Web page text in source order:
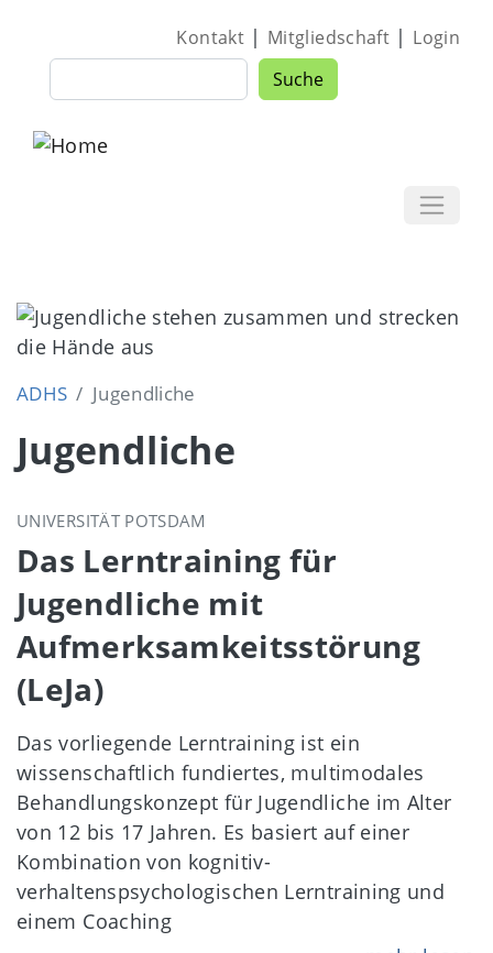
Suche Suche
Kontakt| Mitgliedschaft | Login
Image
ADHS Jugendliche
Jugendliche
UNIVERSITÄT POTSDAM
Das Lerntraining für
Jugendliche mit
Aufmerksamkeitsstörung
(LeJa)
Das vorliegende Lerntraining ist ein
wissenschaftlich fundiertes, multimodales
Behandlungskonzept für Jugendliche im Alter
von 12 bis 17 Jahren. Es basiert auf einer
Kombination von kognitiv-
verhaltenspsychologischen Lerntraining und
einem Coaching